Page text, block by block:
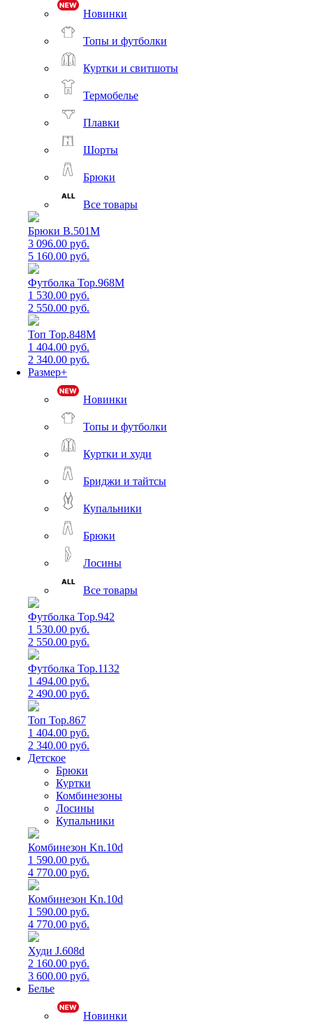
Новинки
Топы и футболки
Куртки и свитшоты
Термобелье
Плавки
Шорты
Брюки
Все товары
Брюки B.501M
3 096.00 руб.
5 160.00 руб.
Футболка Top.968M
1 530.00 руб.
2 550.00 руб.
Топ Top.848M
1 404.00 руб.
2 340.00 руб.
Размер+
Новинки
Топы и футболки
Куртки и худи
Бриджи и тайтсы
Купальники
Брюки
Лосины
Все товары
Футболка Top.942
1 530.00 руб.
2 550.00 руб.
Футболка Top.1132
1 494.00 руб.
2 490.00 руб.
Топ Top.867
1 404.00 руб.
2 340.00 руб.
Детское
Брюки
Куртки
Комбинезоны
Лосины
Купальники
Комбинезон Kn.10d
1 590.00 руб.
4 770.00 руб.
Комбинезон Kn.10d
1 590.00 руб.
4 770.00 руб.
Худи J.608d
2 160.00 руб.
3 600.00 руб.
Белье
Новинки